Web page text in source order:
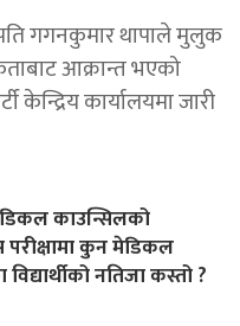
गगनकुमार थापाले मुलुक
आक्रान्त भएको
कार्यालयमा जारी
काउन्सिलको
कुन मेडिकल
नतिजा कस्तो ?